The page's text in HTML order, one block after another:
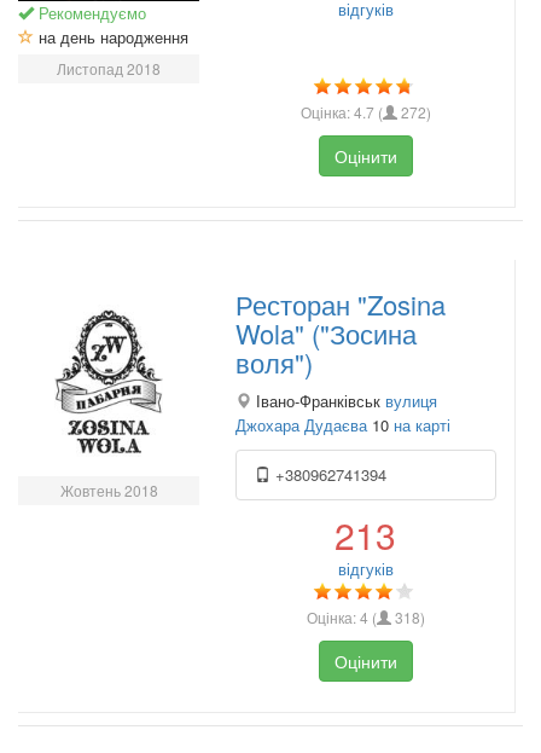
Рекомендуємо
на день народження
Листопад 2018
відгуків
Оцінка:4.7 ( 272)
Оцінити
Жовтень 2018
Ресторан "Zosina
Wola" ("Зосина
воля")
Івано-Франківськ вулиця
Джохара Дудаєва10 на карті
+380962741394
213
відгуків
Оцінка:4 ( 318)
Оцінити